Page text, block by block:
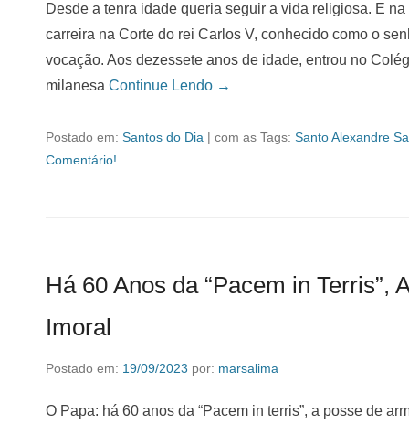
Desde a tenra idade queria seguir a vida religiosa. E
carreira na Corte do rei Carlos V, conhecido como o
vocação. Aos dezessete anos de idade, entrou no
milanesa Continue Lendo →
Postado em: Santos do Dia | com as Tags: Santo Alexandre
Comentário!
Há 60 Anos da “Pacem in Terris”,
Imoral
Postado em: 19/09/2023 por: marsalima
O Papa: há 60 anos da “Pacem in terris”, a posse de